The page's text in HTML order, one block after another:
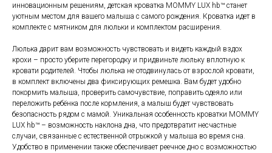
инновационным решениям, детская кроватка MOMMY LUX hb™ станет
уютным местом для вашего малыша с самого рождения. Кроватка идет в
комплекте с мятником для люльки и комплектом расширения.
Люлька дарит вам возможность чувствовать и видеть каждый вздох
крохи – просто уберите перегородку и придвиньте люльку вплотную к
кровати родителей. Чтобы люлька не отодвинулась от взрослой кровати,
в комплект включены два фиксирующих ремешка. Вам будет удобно
покормить малыша, проверить самочувствие, поправить одеяло или
переложить ребёнка после кормления, а малыш будет чувствовать
безопасность рядом с мамой. Уникальная особенность кроватки MOMMY
LUX hb™ – возможность наклона дна, что предотвратит несчастные
случаи, связанные с естественной отрыжкой у малыша во время сна.
Удобство в применении также обеспечивает реечное дно с возможностью